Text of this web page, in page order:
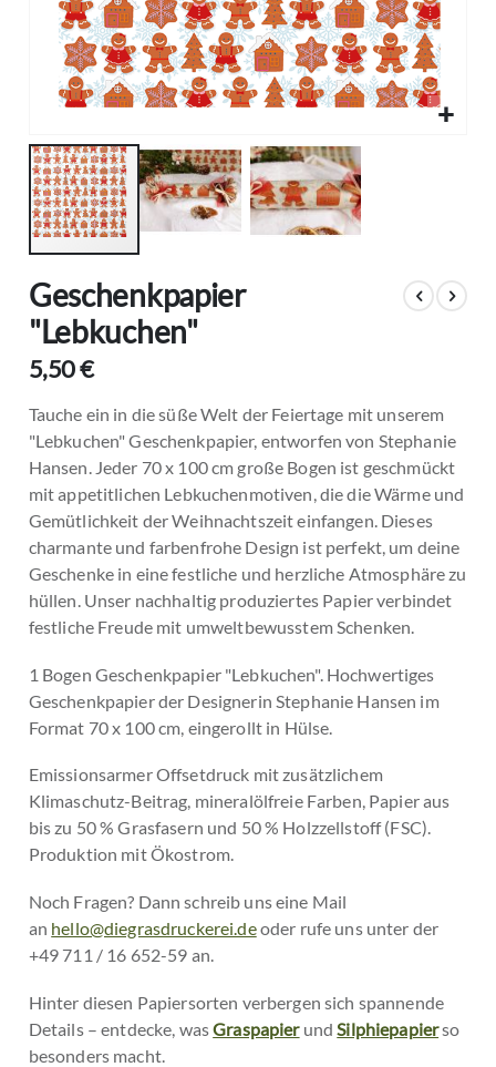
Anfang
der
Bildgalerie
springen
Geschenkpapier
"Lebkuchen"
5,50 €
Tauche ein in die süße Welt der Feiertage mit unserem
"Lebkuchen" Geschenkpapier, entworfen von Stephanie
Hansen. Jeder 70 x 100 cm große Bogen ist geschmückt
mit appetitlichen Lebkuchenmotiven, die die Wärme und
Gemütlichkeit der Weihnachtszeit einfangen. Dieses
charmante und farbenfrohe Design ist perfekt, um deine
Geschenke in eine festliche und herzliche Atmosphäre zu
hüllen. Unser nachhaltig produziertes Papier verbindet
festliche Freude mit umweltbewusstem Schenken.
1 Bogen Geschenkpapier "Lebkuchen". Hochwertiges
Geschenkpapier der Designerin Stephanie Hansen im
Format 70 x 100 cm, eingerollt in Hülse.
Emissionsarmer Offsetdruck mit zusätzlichem
Klimaschutz-Beitrag, mineralölfreie Farben, Papier aus
bis zu 50 % Grasfasern und 50 % Holzzellstoff (FSC).
Produktion mit Ökostrom.
Noch Fragen? Dann schreib uns eine Mail
an hello@diegrasdruckerei.deoder rufe uns unter der
+49 711 / 16 652-59 an.
Hinter diesen Papiersorten verbergen sich spannende
Details – entdecke, wasGraspapierund Silphiepapierso
besonders macht.